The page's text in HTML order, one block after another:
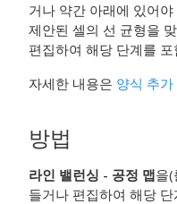
거나 약간 아래에 있어
제안된 셀의 선 균형을
편집하여 해당 단계를
자세한 내용은 양식 추가
방법
라인 밸런싱 - 공정 맵을
들거나 편집하여 해당